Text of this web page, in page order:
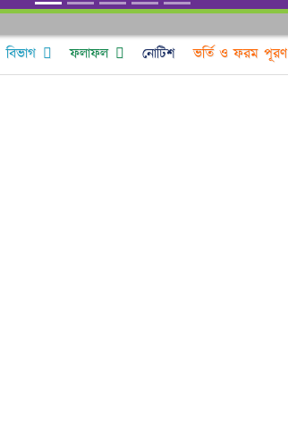
বিভাগ ফলাফল নোটিশ ভর্তি ও ফরম পূরণ